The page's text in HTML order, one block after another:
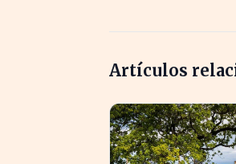
Artículos